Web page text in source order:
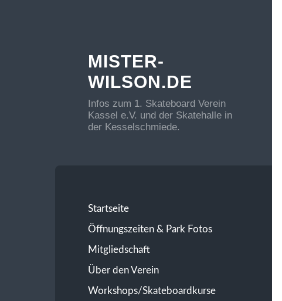
MISTER-
WILSON.DE
Infos zum 1. Skateboard Verein
Kassel e.V. und der Skatehalle in
der Kesselschmiede.
Startseite
Öffnungszeiten & Park Fotos
Mitgliedschaft
Über den Verein
Workshops/Skateboardkurse